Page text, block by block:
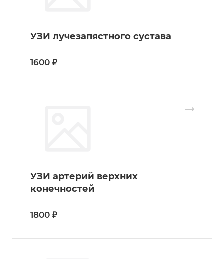
УЗИ лучезапястного сустава
1600 ₽
УЗИ артерий верхних
конечностей
1800 ₽